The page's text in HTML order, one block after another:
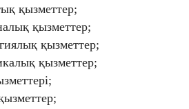
қызметтер;
қызметтер;
қызметтер;
қызметтер;